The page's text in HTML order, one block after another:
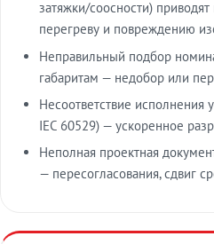
затяжки/соосности)
перегреву и повреждению
Неправильный подбор
габаритам — недобор или
Несоответствие исполнения
IEC 60529) — ускоренное
Неполная проектная
— пересогласования, сдвиг